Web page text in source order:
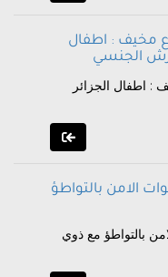
مخيف : اطفال
الجنسي
: اطفال الجزائر
الامن بالتواطؤ
بالتواطؤ مع ذوي